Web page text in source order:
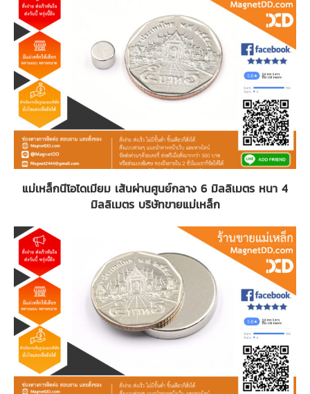
แม่เหล็กนีโอไดเมียม เส้นผ่านศูนย์กลาง 6 มิลลิเมตร หนา 4
มิลลิเมตร บริษัทขายแม่เหล็ก